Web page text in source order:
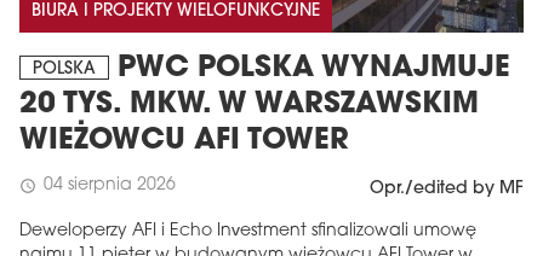
BIURA I PROJEKTY WIELOFUNKCYJNE
POLSKA
PWC POLSKA WYNAJMUJE
20 TYS. MKW. W WARSZAWSKIM
WIEŻOWCU AFI TOWER
schedule 04 sierpnia 2026 Opr./edited by MF
Deweloperzy AFI i Echo Investment sfinalizowali umowę